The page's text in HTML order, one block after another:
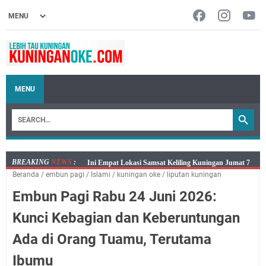
MENU
BREAKING NEWS :
Jumat 7 Agustus 2026 Mobil SIM Keliling Ada di
Kecamatan Sindangagung
Embun Pagi Jumat 8 Agustus 2026: Jika Keberkahan
Kelaparan Meskipun Memiliki Sekarung Penuh Uang
Salat Lima Waktu itu Bukan Cuma Kewajiban, Tapi
Beranda / embun pagi / Islami / kuningan oke / liputan kuningan
Embun Pagi Rabu 24 Juni 2026:
Kunci Kebagian dan Keberuntungan
Ada di Orang Tuamu, Terutama
Ibumu